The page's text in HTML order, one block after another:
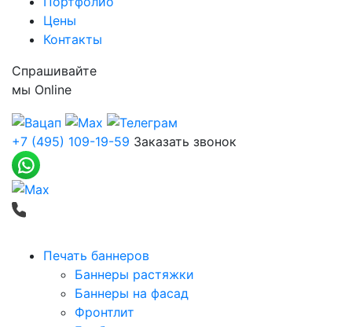
Цены
Контакты
Спрашивайте
мы Online
+7 (495) 109-19-59 Заказать звонок
Печать баннеров
Баннеры растяжки
Баннеры на фасад
Фронтлит